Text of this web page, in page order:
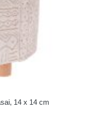
14 x 14 cm